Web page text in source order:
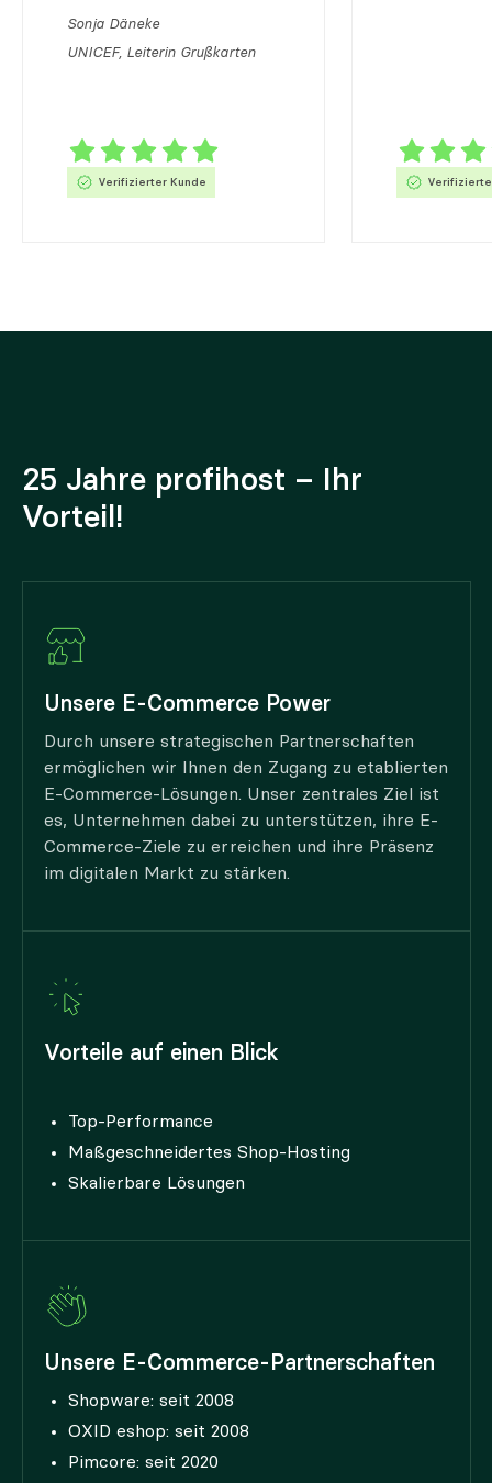
Sonja Däneke
UNICEF, Leiterin Grußkarten
Verifizierter Kunde
25 Jahre profihost – Ihr
Vorteil!
Unsere E-Commerce Power
Durch unsere strategischen Partnerschaften
ermöglichen wir Ihnen den Zugang zu etablierten
E-Commerce-Lösungen. Unser zentrales Ziel ist
es, Unternehmen dabei zu unterstützen, ihre E-
Commerce-Ziele zu erreichen und ihre Präsenz
im digitalen Markt zu stärken.
Vorteile auf einen Blick
Top-Performance
Maßgeschneidertes Shop-Hosting
Skalierbare Lösungen
Unsere E-Commerce-Partnerschaften
Shopware: seit 2008
OXID eshop: seit 2008
Pimcore: seit 2020